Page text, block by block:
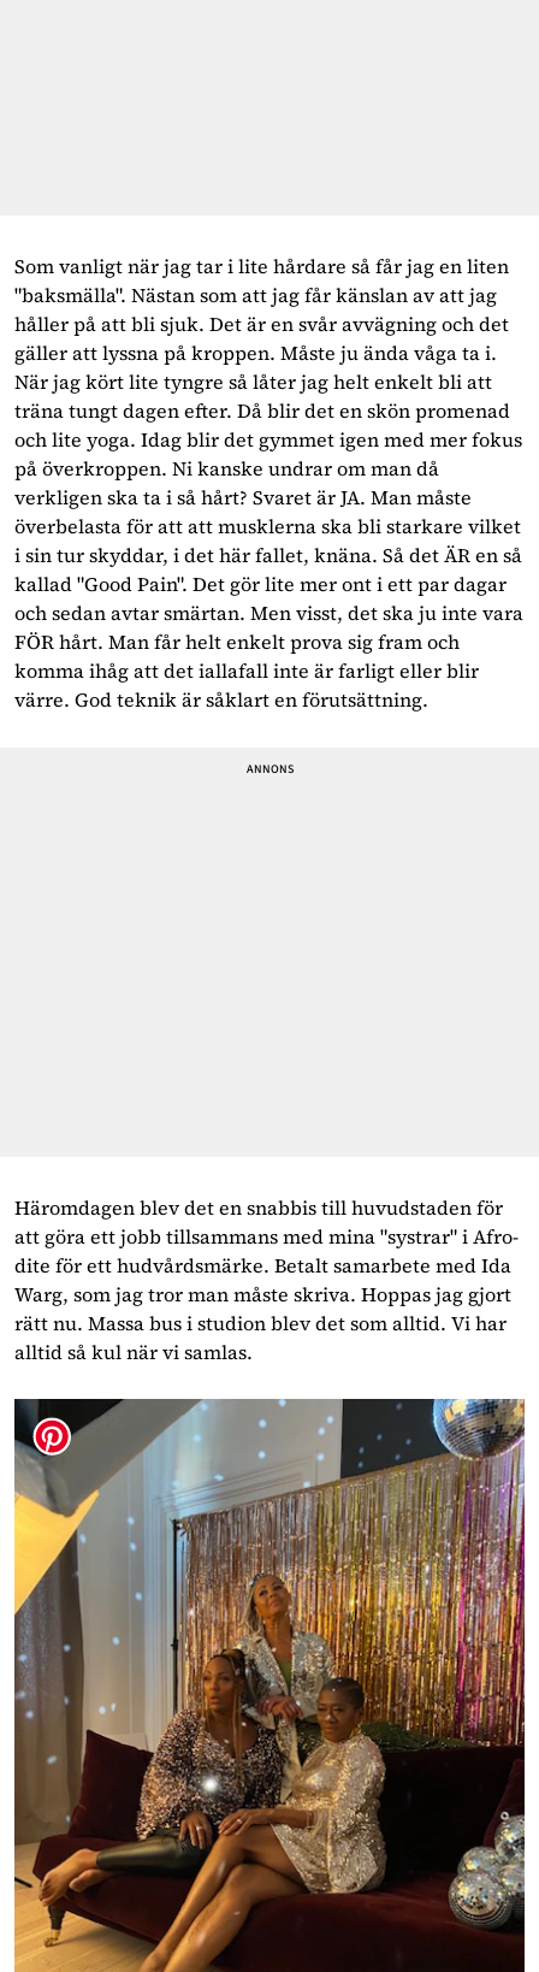
Som vanligt när jag tar i lite hårdare så får jag en liten
"baksmälla". Nästan som att jag får känslan av att jag
håller på att bli sjuk. Det är en svår avvägning och det
gäller att lyssna på kroppen. Måste ju ända våga ta i.
När jag kört lite tyngre så låter jag helt enkelt bli att
träna tungt dagen efter. Då blir det en skön promenad
och lite yoga. Idag blir det gymmet igen med mer fokus
på överkroppen. Ni kanske undrar om man då
verkligen ska ta i så hårt? Svaret är JA. Man måste
överbelasta för att att musklerna ska bli starkare vilket
i sin tur skyddar, i det här fallet, knäna. Så det ÄR en så
kallad "Good Pain". Det gör lite mer ont i ett par dagar
och sedan avtar smärtan. Men visst, det ska ju inte vara
FÖR hårt. Man får helt enkelt prova sig fram och
komma ihåg att det iallafall inte är farligt eller blir
värre. God teknik är såklart en förutsättning.
Häromdagen blev det en snabbis till huvudstaden för
att göra ett jobb tillsammans med mina "systrar" i Afro-
dite för ett hudvårdsmärke. Betalt samarbete med Ida
Warg, som jag tror man måste skriva. Hoppas jag gjort
rätt nu. Massa bus i studion blev det som alltid. Vi har
alltid så kul när vi samlas.